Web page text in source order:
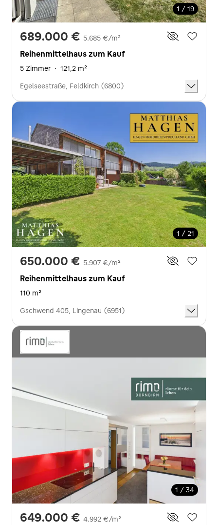
1 / 19
689.000 € 5.685 €/m²
Reihenmittelhaus zum Kauf
5 Zimmer · 121,2 m²
Egelseestraße, Feldkirch (6800)
1 / 21
650.000 € 5.907 €/m²
Reihenmittelhaus zum Kauf
110 m²
Gschwend 405, Lingenau (6951)
1 / 34
649.000 € 4.992 €/m²